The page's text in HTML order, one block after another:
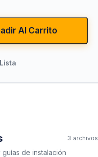
Al Carrito
3 archivos
de instalación